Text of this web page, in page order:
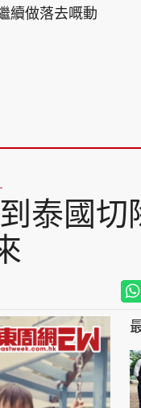
續做落去嘅動
泰國切